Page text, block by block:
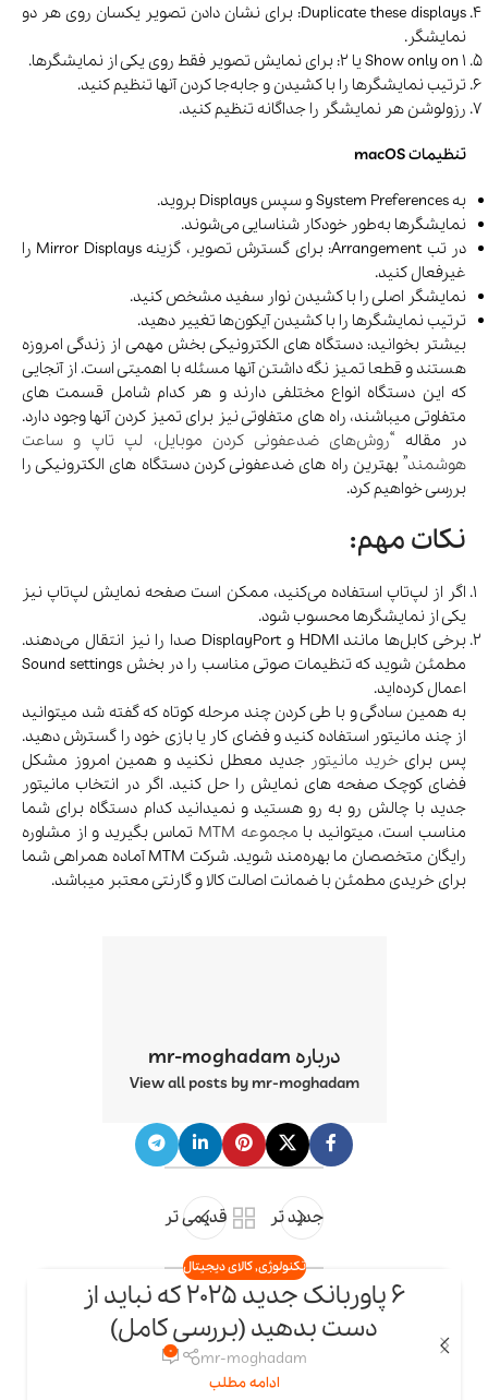
Duplicate these displays: برای نشان دادن تصویر یکسان روی هر دو
نمایشگر.
Show only on 1 یا 2: برای نمایش تصویر فقط روی یکی از نمایشگرها.
ترتیب نمایشگرها را با کشیدن و جابه‌جا کردن آنها تنظیم کنید.
رزولوشن هر نمایشگر را جداگانه تنظیم کنید.
تنظیمات macOS
به System Preferences و سپس Displays بروید.
نمایشگرها به‌طور خودکار شناسایی می‌شوند.
در تب Arrangement: برای گسترش تصویر، گزینه Mirror Displays را
غیرفعال کنید.
نمایشگر اصلی را با کشیدن نوار سفید مشخص کنید.
ترتیب نمایشگرها را با کشیدن آیکون‌ها تغییر دهید.
بیشتر بخوانید: دستگاه های الکترونیکی بخش مهمی از زندگی امروزه
هستند و قطعا تمیز نگه داشتن آنها مسئله با اهمیتی است. از آنجایی
که این دستگاه انواع مختلفی دارند و هر کدام شامل قسمت های
متفاوتی میباشند، راه های متفاوتی نیز برای تمیز کردن آنها وجود دارد.
در مقاله “روش‌های ضدعفونی کردن موبایل، لپ تاپ و ساعت
هوشمند” بهترین راه های ضدعفونی کردن دستگاه های الکترونیکی را
بررسی خواهیم کرد.
نکات مهم:
اگر از لپ‌تاپ استفاده می‌کنید، ممکن است صفحه نمایش لپ‌تاپ نیز
یکی از نمایشگرها محسوب شود.
برخی کابل‌ها مانند HDMI و DisplayPort صدا را نیز انتقال می‌دهند.
مطمئن شوید که تنظیمات صوتی مناسب را در بخش Sound settings
اعمال کرده‌اید.
به همین سادگی و با طی کردن چند مرحله کوتاه که گفته شد میتوانید
از چند مانیتور استفاده کنید و فضای کار یا بازی خود را گسترش دهید.
پس برایخرید مانیتور جدید معطل نکنید و همین امروز مشکل
فضای کوچک صفحه های نمایش را حل کنید. اگر در انتخاب مانیتور
جدید با چالش رو به رو هستید و نمیدانید کدام دستگاه برای شما
مناسب است، میتوانید با مجموعه MTM
تماس بگیرید و از مشاوره
رایگان متخصصان ما بهره‌مند شوید. شرکت MTM آماده همراهی شما
برای خریدی مطمئن با ضمانت اصالت کالا و گارنتی معتبر میباشد.
درباره mr-moghadam
View all posts by mr-moghadam
جدید تر قدیمی تر
تکنولوژی,کالای دیجیتال
6 پاوربانک جدید 2025 که نباید از
دست بدهید (بررسی کامل)
mr-moghadam
0
ادامه مطلب